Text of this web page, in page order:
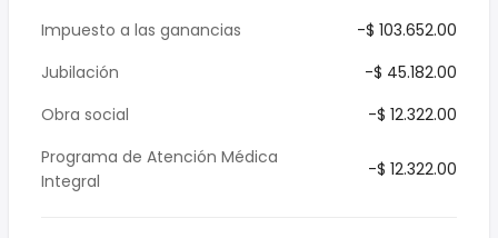
Impuesto a las ganancias
-$ 103.652.00
Jubilación
-$ 45.182.00
Obra social
-$ 12.322.00
Programa de Atención Médica
Integral
-$ 12.322.00